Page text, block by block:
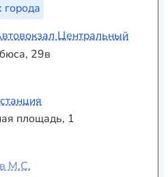
города
Центральный
29в
площадь, 1
М.С.